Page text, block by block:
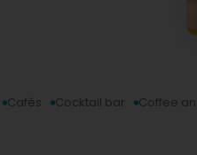
Cafés Cocktail bar Coffee